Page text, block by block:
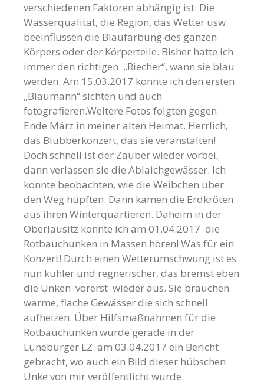
verschiedenen Faktoren abhängig ist. Die
Wasserqualität, die Region, das Wetter usw.
beeinflussen die Blaufärbung des ganzen
Körpers oder der Körperteile. Bisher hatte ich
immer den richtigen „Riecher“, wann sie blau
werden. Am 15.03.2017 konnte ich den ersten
„Blaumann“ sichten und auch
fotografieren.Weitere Fotos folgten gegen
Ende März in meiner alten Heimat. Herrlich,
das Blubberkonzert, das sie veranstalten!
Doch schnell ist der Zauber wieder vorbei,
dann verlassen sie die Ablaichgewässer. Ich
konnte beobachten, wie die Weibchen über
den Weg hüpften. Dann kamen die Erdkröten
aus ihren Winterquartieren. Daheim in der
Oberlausitz konnte ich am 01.04.2017 die
Rotbauchunken in Massen hören! Was für ein
Konzert! Durch einen Wetterumschwung ist es
nun kühler und regnerischer, das bremst eben
die Unken vorerst wieder aus. Sie brauchen
warme, flache Gewässer die sich schnell
aufheizen. Über Hilfsmaßnahmen für die
Rotbauchunken wurde gerade in der
Lüneburger LZ am 03.04.2017 ein Bericht
gebracht, wo auch ein Bild dieser hübschen
Unke von mir veröffentlicht wurde.